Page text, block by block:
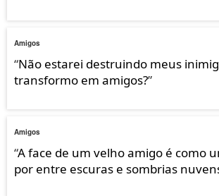
Amigos
“Não estarei destruindo meus
transformo em amigos?”
Amigos
“A face de um velho amigo é como
por entre escuras e sombrias